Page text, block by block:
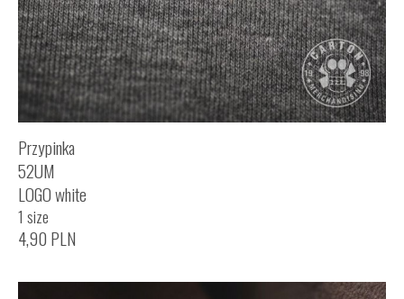
Przypinka
52UM
LOGO white
1 size
4,90 PLN